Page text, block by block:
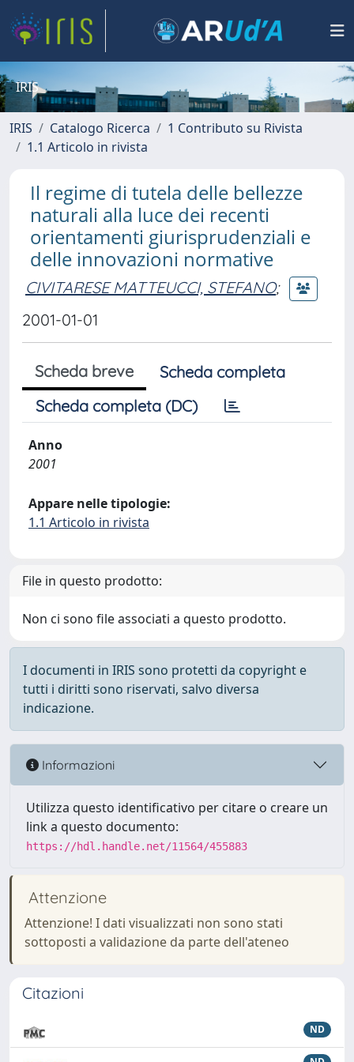
IRIS
IRIS Catalogo Ricerca
1 Contributo su Rivista
1.1 Articolo in rivista
Il regime di tutela delle bellezze
naturali alla luce dei recenti
orientamenti giurisprudenziali e
delle innovazioni normative
CIVITARESE MATTEUCCI, STEFANO;
2001-01-01
Scheda breve
Scheda completa
Scheda completa (DC)
Anno
2001
Appare nelle tipologie:
1.1 Articolo in rivista
File in questo prodotto:
Non ci sono file associati a questo prodotto.
I documenti in IRIS sono protetti da copyright e
tutti i diritti sono riservati, salvo diversa
indicazione.
Informazioni
Utilizza questo identificativo per citare o creare un
link a questo documento:
https://hdl.handle.net/11564/455883
Attenzione
Attenzione! I dati visualizzati non sono stati
sottoposti a validazione da parte dell'ateneo
Citazioni
ND